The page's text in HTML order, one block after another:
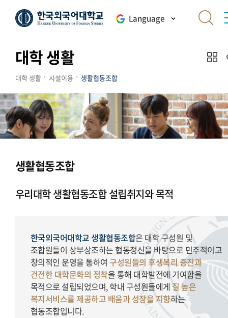
Language
대학 생활
대학 생활 시설이용 생활협동조합
생활협동조합
우리대학 생활협동조합 설립취지와 목적
한국외국어대학교 생활협동조합은 대학 구성원 및
조합원들이 상부상조하는 협동정신을 바탕으로 민주적이고
창의적인 운영을 통하여구성원들의 후생복리 증진과
건전한 대학문화의 정착을 통해 대학발전에 기여함을
목적으로 설립되었으며, 학내 구성원들에게질 높은
복지서비스를 제공하고 배움과 성장을 지향하는
협동조합입니다.